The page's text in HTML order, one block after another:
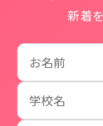
新着
お名前
学校名
メールアドレス